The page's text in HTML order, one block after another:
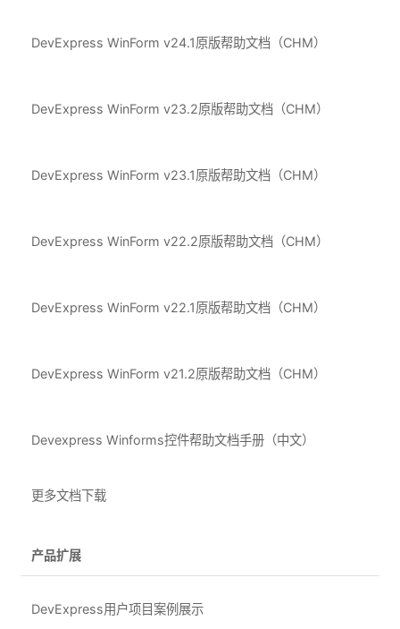
DevExpress WinForm v24.1原版帮助文档（CHM）
DevExpress WinForm v23.2原版帮助文档（CHM）
DevExpress WinForm v23.1原版帮助文档（CHM）
DevExpress WinForm v22.2原版帮助文档（CHM）
DevExpress WinForm v22.1原版帮助文档（CHM）